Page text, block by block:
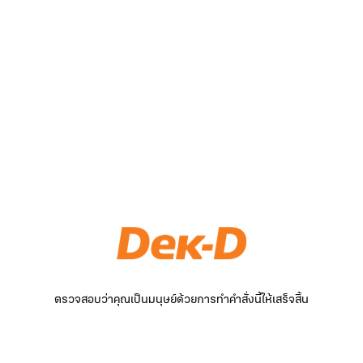
ตรวจสอบว่าคุณเป็นมนุษย์ด้วยการทำคำสั่งนี้ให้เสร็จสิ้น